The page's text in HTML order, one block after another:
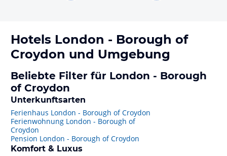
Hotels London - Borough of
Croydon und Umgebung
Beliebte Filter für London - Borough
of Croydon
Unterkunftsarten
Ferienhaus London - Borough of Croydon
Ferienwohnung London - Borough of
Croydon
Pension London - Borough of Croydon
Komfort & Luxus